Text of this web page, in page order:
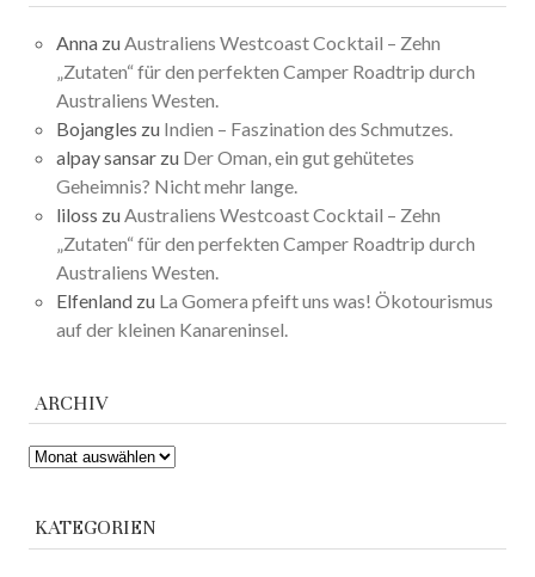
Anna zuAustraliens Westcoast Cocktail – Zehn
„Zutaten“ für den perfekten Camper Roadtrip durch
Australiens Westen.
Bojangles zu Indien – Faszination des Schmutzes.
alpay sansar zu Der Oman, ein gut gehütetes
Geheimnis? Nicht mehr lange.
liloss zuAustraliens Westcoast Cocktail – Zehn
„Zutaten“ für den perfekten Camper Roadtrip durch
Australiens Westen.
Elfenland zu La Gomera pfeift uns was! Ökotourismus
auf der kleinen Kanareninsel.
ARCHIV
ARCHIV
KATEGORIEN